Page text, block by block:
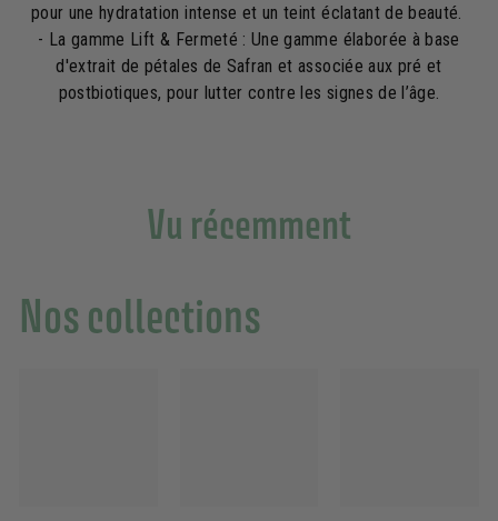
pour une hydratation intense et un teint éclatant de beauté.
- La gamme Lift & Fermeté : Une gamme élaborée à base
d'extrait de pétales de Safran et associée aux pré et
postbiotiques, pour lutter contre les signes de l’âge.
Vu récemment
Nos collections